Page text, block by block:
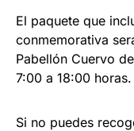
El paquete que
conmemorativa
Pabellón Cuervo
7:00 a 18:00 horas.
Si no puedes